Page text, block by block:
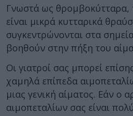
Γνωστά ως θρομβοκύτταρα,
είναι μικρά κυτταρικά
συγκεντρώνονται στα
βοηθούν στην πήξη του
Οι γιατροί σας μπορεί
χαμηλά επίπεδα
μιας γενική αίματος. Εάν ο
αιμοπεταλίων σας είναι